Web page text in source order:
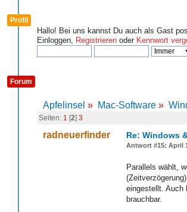
Profil
Hallo! Bei uns kannst Du auch als Gast
Einloggen, Registrieren oder Kennwort
Forum
Apfelinsel » Mac-Software »
Seiten: 1 [2] 3
radneuerfinder Re: Windows
Antwort #15: April
Parallels wählt,
eingestellt. Auch
brauchbar.